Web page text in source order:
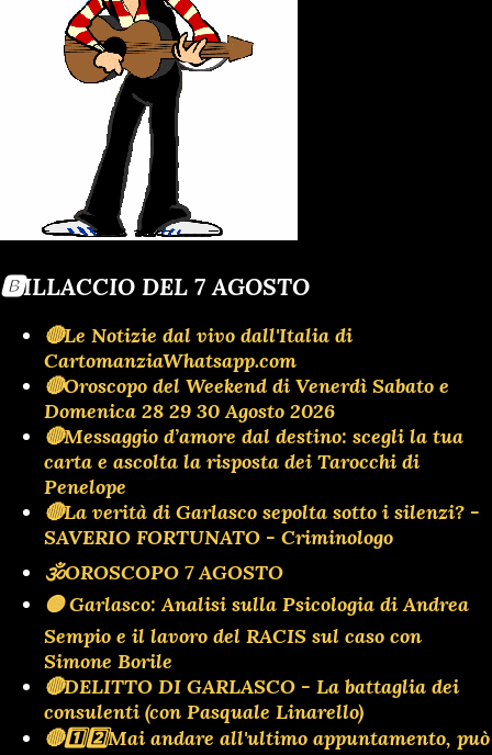
🅱️ILLACCIO DEL 7 AGOSTO
🔴Le Notizie dal vivo dall'Italia di
CartomanziaWhatsapp.com
🔴Oroscopo del Weekend di Venerdì Sabato e
Domenica 28 29 30 Agosto 2026
🔴Messaggio d’amore dal destino: scegli la tua
carta e ascolta la risposta dei Tarocchi di
Penelope
🔴La verità di Garlasco sepolta sotto i silenzi? -
SAVERIO FORTUNATO - Criminologo
🕉OROSCOPO 7 AGOSTO
🟡 Garlasco: Analisi sulla Psicologia di Andrea
Sempio e il lavoro del RACIS sul caso con
Simone Borile
🔴DELITTO DI GARLASCO - La battaglia dei
consulenti (con Pasquale Linarello)
🔴1️⃣2️⃣Mai andare all'ultimo appuntamento, può